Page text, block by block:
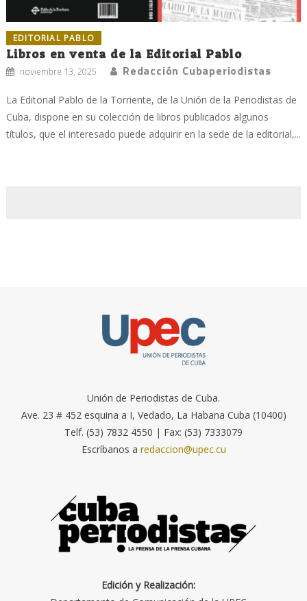
EDITORIAL PABLO
Libros en venta de la Editorial Pablo
noviembre 13, 2025 Redacción Cubaperiodistas
La Editorial Pablo de la Torriente, de la Unión de la Periodistas de
Cuba, dispone en su colección de libros publicados algunos
títulos, que el interesado puede adquirir en la sede de la editorial,...
Unión de Periodistas de Cuba.
Ave. 23 # 452 esquina a I, Vedado, La Habana Cuba (10400)
Telf. (53) 7832 4550 | Fax: (53) 7333079
Escríbanos a redaccion@upec.cu
Edición y Realización: